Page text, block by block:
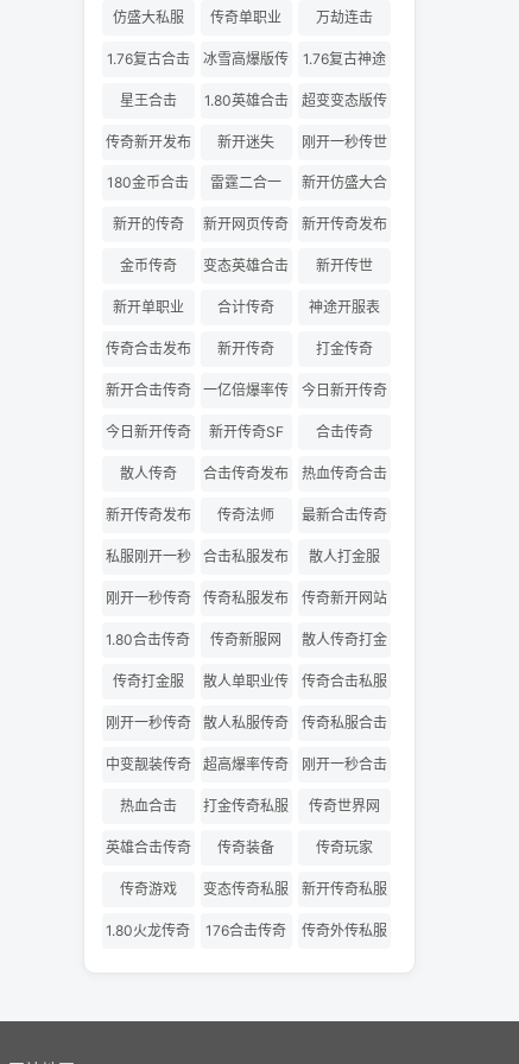
仿盛大私服 传奇单职业 万劫连击
1.76复古合击
冰雪高爆版传
奇
1.76复古神途
星王合击 1.80英雄合击
超变变态版传
奇
传奇新开发布 新开迷失 刚开一秒传世
180金币合击 雷霆二合一
新开仿盛大合
击
新开的传奇 新开网页传奇 新开传奇发布
金币传奇 变态英雄合击 新开传世
新开单职业 合计传奇 神途开服表
传奇合击发布
网
新开传奇 打金传奇
新开合击传奇
一亿倍爆率传
奇
今日新开传奇
三私服
今日新开传奇 新开传奇SF 合击传奇
散人传奇
合击传奇发布
网
热血传奇合击
版
新开传奇发布
网
传奇法师
最新合击传奇
私服
私服刚开一秒
合击私服发布
网
散人打金服
刚开一秒传奇
传奇私服发布
网
传奇新开网站
1.80合击传奇 传奇新服网
散人传奇打金
版
传奇打金服
散人单职业传
奇
传奇合击私服
刚开一秒传奇
私服
散人私服传奇
传奇私服合击
发布网
中变靓装传奇 超高爆率传奇
刚开一秒合击
传奇
热血合击 打金传奇私服 传奇世界网
英雄合击传奇 传奇装备 传奇玩家
传奇游戏 变态传奇私服 新开传奇私服
1.80火龙传奇 176合击传奇 传奇外传私服